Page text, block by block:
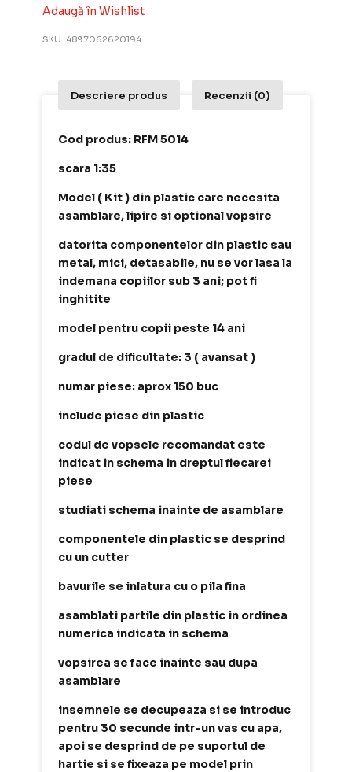
Adaugă în Wishlist
SKU: 4897062620194
Descriere produs Recenzii (0)
Cod produs: RFM 5014
scara 1:35
Model ( Kit ) din plastic care necesita
asamblare, lipire si optional vopsire
datorita componentelor din plastic sau
metal, mici, detasabile, nu se vor lasa la
indemana copiilor sub 3 ani; pot fi
inghitite
model pentru copii peste 14 ani
gradul de dificultate: 3 ( avansat )
numar piese: aprox 150 buc
include piese din plastic
codul de vopsele recomandat este
indicat in schema in dreptul fiecarei
piese
studiati schema inainte de asamblare
componentele din plastic se desprind
cu un cutter
bavurile se inlatura cu o pila fina
asamblati partile din plastic in ordinea
numerica indicata in schema
vopsirea se face inainte sau dupa
asamblare
insemnele se decupeaza si se introduc
pentru 30 secunde intr-un vas cu apa,
apoi se desprind de pe suportul de
hartie si se fixeaza pe model prin